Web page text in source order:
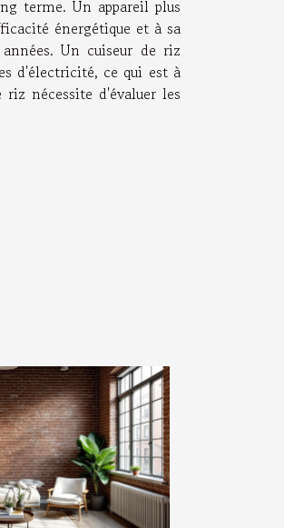
terme. Un appareil plus
énergétique et à sa
Un cuiseur de riz
d'électricité, ce qui est à
nécessite d'évaluer les